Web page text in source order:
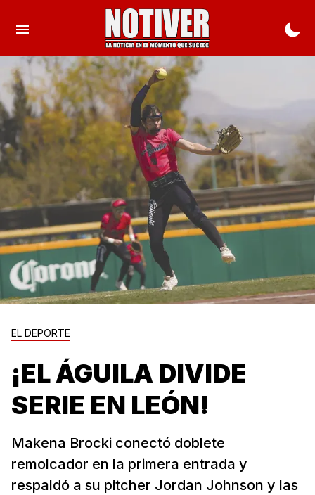
EL DEPORTE
¡EL ÁGUILA DIVIDE
SERIE EN LEÓN!
Makena Brocki conectó doblete
remolcador en la primera entrada y
respaldó a su pitcher Jordan Johnson y las